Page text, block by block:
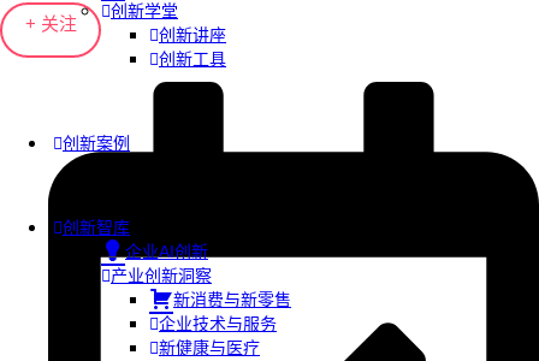
创新学堂
创新讲座
创新工具
创新案例
创新智库
企业AI创新
产业创新洞察
新消费与新零售
企业技术与服务
新健康与医疗
+ 关注